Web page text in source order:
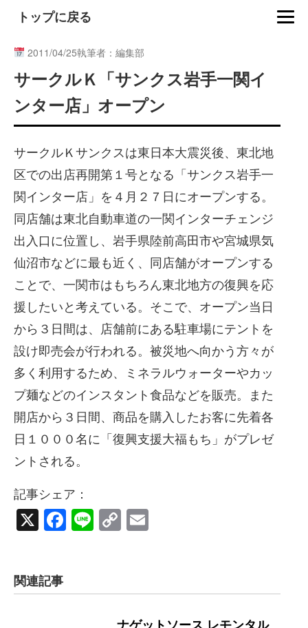
トップに戻る
2011/04/25執筆者：編集部
サークルＫ「サンクス岩手一関イ
ンター店」オープン
サークルＫサンクスは東日本大震災後、東北地
区での出店再開第１号となる「サンクス岩手一
関インター店」を４月２７日にオープンする。
同店舗は東北自動車道の一関インターチェンジ
出入口に位置し、岩手県陸前高田市や宮城県気
仙沼市などに最も近く、同店舗がオープンする
ことで、一関市はもちろん東北地方の復興を応
援したいと考えている。そこで、オープン当日
から３日間は、店舗前にある駐車場にテントを
設け即売会が行われる。被災地へ向かう方々が
多く利用するため、ミネラルウォーターやカッ
プ麺などのインスタント食品などを販売。また
開店から３日間、商品を購入したお客に先着各
日１０００名に「復興支援大福もち」がプレゼ
ントされる。
記事シェア：
X Facebook
LineCopy
関連記事